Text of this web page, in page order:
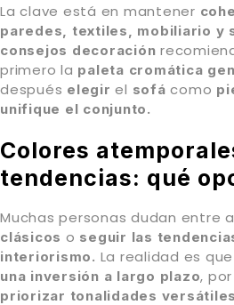
La clave está en mantener
paredes, textiles, mobiliario y
consejos decoración
primero la paleta cromática
después elegir el sofá como
unifique el conjunto.
Colores
tendencias: qué
Muchas personas dudan entre
clásicos o seguir las
interiorismo. La realidad es que
una inversión a largo plazo,
priorizar tonalidades versátiles